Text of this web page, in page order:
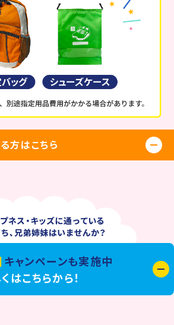
方はこちら
キャンペーンも実施中
はこちらから！